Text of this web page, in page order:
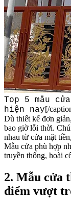
Top 5 mẫu
hiện nay[/
Dù thiết kế đơn
bao giờ lỗi thời.
nhau từ cửa mặt
Mẫu cửa phù hợp
truyền thống, hoài
2. Mẫu cửa
điểm vượt